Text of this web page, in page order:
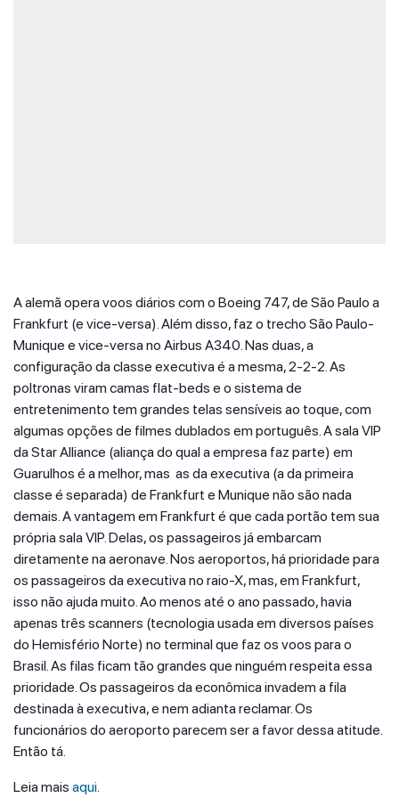
A alemã opera voos diários com o Boeing 747, de São Paulo a
Frankfurt (e vice-versa). Além disso, faz o trecho São Paulo-
Munique e vice-versa no Airbus A340. Nas duas, a
configuração da classe executiva é a mesma, 2-2-2. As
poltronas viram camas flat-beds e o sistema de
entretenimento tem grandes telas sensíveis ao toque, com
algumas opções de filmes dublados em português. A sala VIP
da Star Alliance (aliança do qual a empresa faz parte) em
Guarulhos é a melhor, mas as da executiva (a da primeira
classe é separada) de Frankfurt e Munique não são nada
demais. A vantagem em Frankfurt é que cada portão tem sua
própria sala VIP. Delas, os passageiros já embarcam
diretamente na aeronave. Nos aeroportos, há prioridade para
os passageiros da executiva no raio-X, mas, em Frankfurt,
isso não ajuda muito. Ao menos até o ano passado, havia
apenas três scanners (tecnologia usada em diversos países
do Hemisfério Norte) no terminal que faz os voos para o
Brasil. As filas ficam tão grandes que ninguém respeita essa
prioridade. Os passageiros da econômica invadem a fila
destinada à executiva, e nem adianta reclamar. Os
funcionários do aeroporto parecem ser a favor dessa atitude.
Então tá.
Leia mais aqui.